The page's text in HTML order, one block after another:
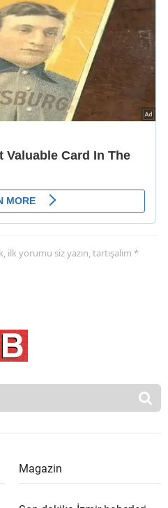
yorumu siz yazın, tartışalım *
Magazin